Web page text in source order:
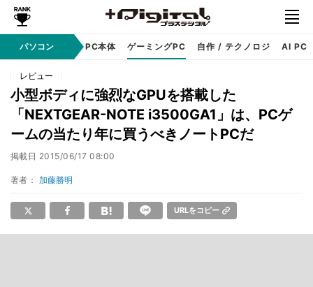
パソコンアップル PC本体 ゲーミングPC 自作 / テクノロジ AI PC
レビュー
小型ボディに強烈なGPUを搭載した
「NEXTGEAR-NOTE i3500GA1」は、PCゲ
ームの当たり年に買うべきノートPCだ
掲載日 2015/06/17 08:00
著者： 加藤勝明
URLをコピー